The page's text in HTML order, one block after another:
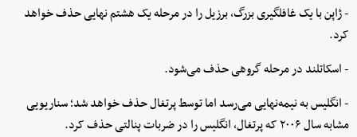
- ژاپن با یک غافلگیری بزرگ، برزیل را در مرحله یک‌ هشتم نهایی حذف خواهد
کرد.
- اسکاتلند در مرحله گروهی حذف می‌شود.
- انگلیس به نیمه‌نهایی می‌رسد اما توسط پرتغال حذف خواهد شد؛ سناریویی
مشابه سال ۲۰۰۶ که پرتغال، انگلیس را در ضربات پنالتی حذف کرد.